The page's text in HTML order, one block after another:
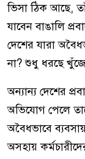
ভিসা ঠিক আছে,
যাবেন বাঙালি
দেশের যারা
না? শুধু ধরছে
অন্যান্য দেশের
অভিযোগ পেলে
অবৈধভাবে
অসহায়